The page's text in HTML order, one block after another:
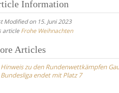
Information
Modified on 15. Juni 2023
article Frohe Weihnachten
Articles
Hinweis zu den Rundenwettkämpfen
Bundesliga endet mit Platz 7